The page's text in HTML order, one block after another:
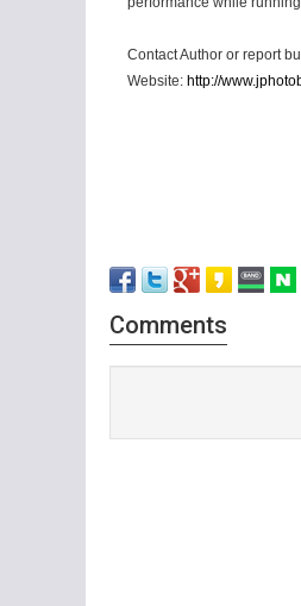
Contact Author or report
Website: http://
Comments